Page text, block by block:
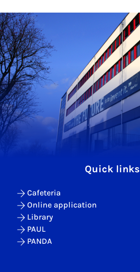
Quick links
Cafeteria
Online application
Library
PAUL
PANDA